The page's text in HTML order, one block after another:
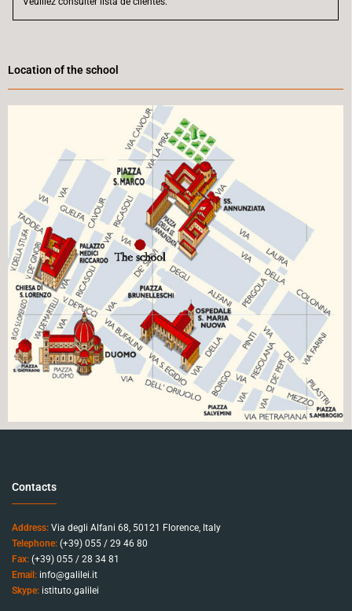
Location of the school
Contacts
Address: Via degli Alfani 68, 50121 Florence, Italy
Telephone: (+39) 055 / 29 46 80
Fax: (+39) 055 / 28 34 81
Email: info@galilei.it
Skype: istituto.galilei